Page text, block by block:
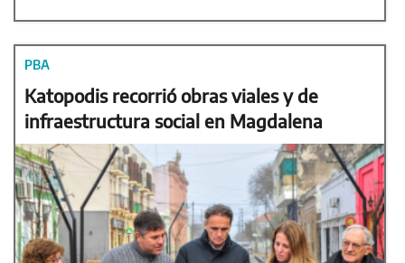
PBA
Katopodis recorrió obras viales y de
infraestructura social en Magdalena